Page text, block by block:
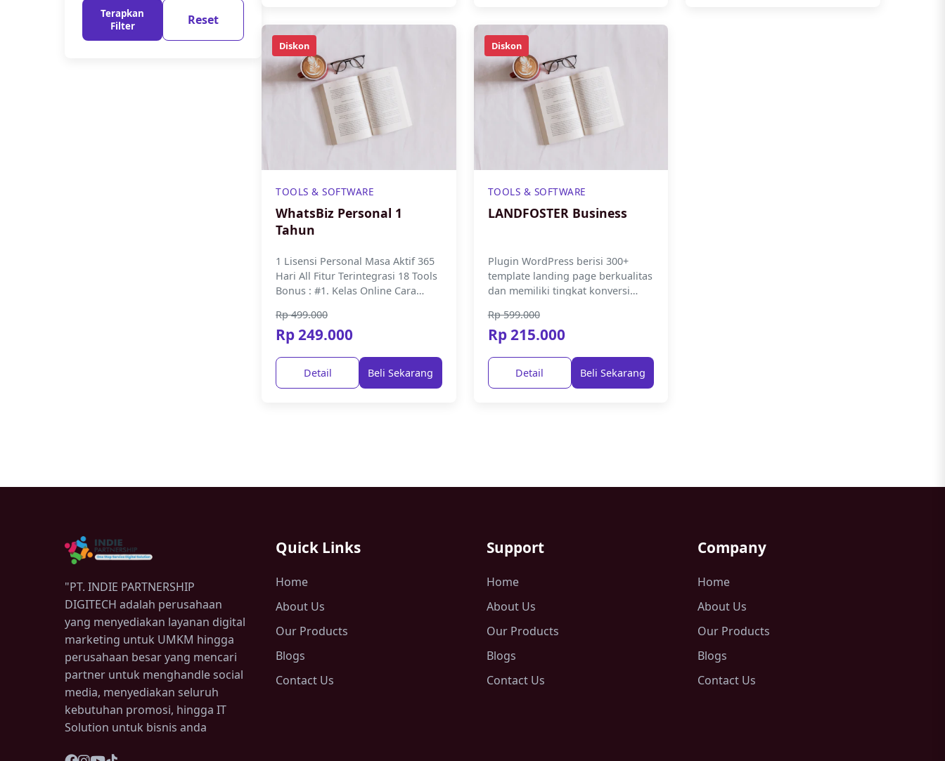
Terapkan
Filter
Reset
Diskon
TOOLS & SOFTWARE
WhatsBiz Personal 1
Tahun
1 Lisensi Personal Masa Aktif 365
Hari All Fitur Terintegrasi 18 Tools
Bonus : #1. Kelas Online Cara
WhatsApp #2....
Rp 499.000
Rp 249.000
Detail Beli Sekarang
Diskon
TOOLS & SOFTWARE
LANDFOSTER Business
Plugin WordPress berisi 300+
template landing page berkualitas
dan memiliki tingkat konversi
kebutuhan promosi toko on...
Rp 599.000
Rp 215.000
Detail Beli Sekarang
"PT. INDIE PARTNERSHIP
DIGITECH adalah perusahaan
yang menyediakan layanan digital
marketing untuk UMKM hingga
perusahaan besar yang mencari
partner untuk menghandle social
media, menyediakan seluruh
kebutuhan promosi, hingga IT
Solution untuk bisnis anda
Quick Links
Home
About Us
Our Products
Blogs
Contact Us
Support
Home
About Us
Our Products
Blogs
Contact Us
Company
Home
About Us
Our Products
Blogs
Contact Us